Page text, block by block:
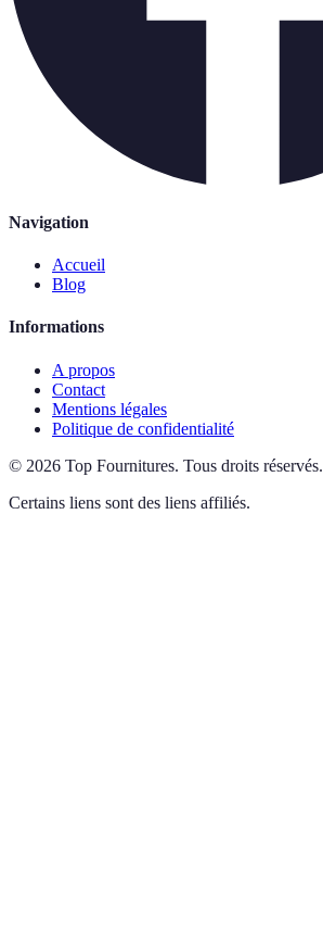
Navigation
Accueil
Blog
Informations
A propos
Contact
Mentions légales
Politique de confidentialité
© 2026 Top Fournitures. Tous droits réservés.
Certains liens sont des liens affiliés.